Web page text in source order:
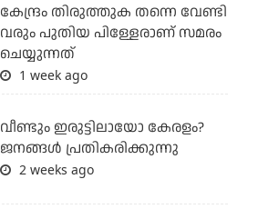
കേന്ദ്രം തിരുത്തുക തന്നെ വേണ്ടി
വരും പുതിയ പിള്ളേരാണ് സമരം
ചെയ്യുന്നത്
1 week ago
വീണ്ടും ഇരുട്ടിലായോ കേരളം?
ജനങ്ങൾ പ്രതികരിക്കുന്നു
2 weeks ago